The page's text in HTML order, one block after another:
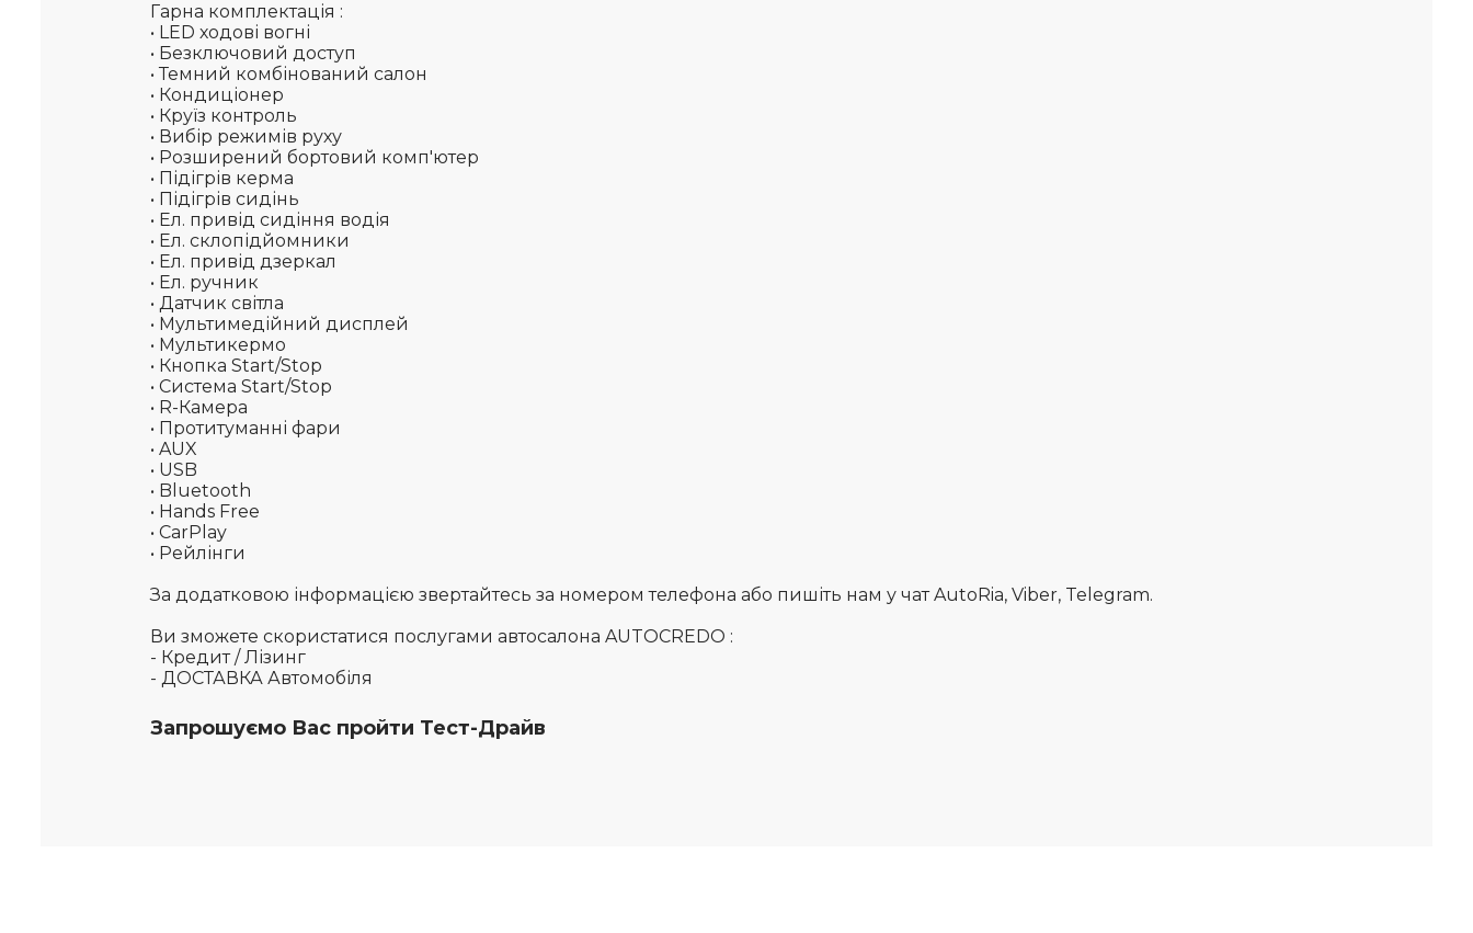
Гарна комплектація :
• LED ходові вогні
• Безключовий доступ
• Темний комбінований салон
• Кондиціонер
• Круїз контроль
• Вибір режимів руху
• Розширений бортовий комп'ютер
• Підігрів керма
• Підігрів сидінь
• Ел. привід сидіння водія
• Ел. склопідйомники
• Ел. привід дзеркал
• Ел. ручник
• Датчик світла
• Мультимедійний дисплей
• Мультикермо
• Кнопка Start/Stop
• Система Start/Stop
• R-Камера
• Протитуманні фари
• AUX
• USB
• Bluetooth
• Hands Free
• CarPlay
• Рейлінги
За додатковою інформацією звертайтесь за номером телефона або пишіть нам у чат AutoRia, Viber, Telegram.
Ви зможете скористатися послугами автосалона AUTOCREDO :
- Кредит / Лізинг
- ДОСТАВКА Автомобіля
Запрошуємо Вас пройти Тест-Драйв